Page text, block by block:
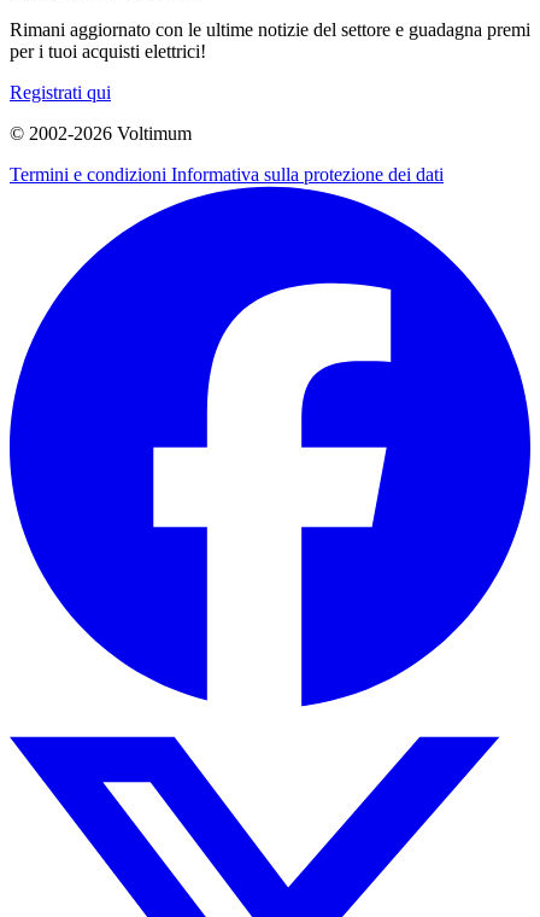
Rimani aggiornato con le ultime notizie del settore e guadagna premi
per i tuoi acquisti elettrici!
Registrati qui
© 2002-2026 Voltimum
Termini e condizioni Informativa sulla protezione dei dati